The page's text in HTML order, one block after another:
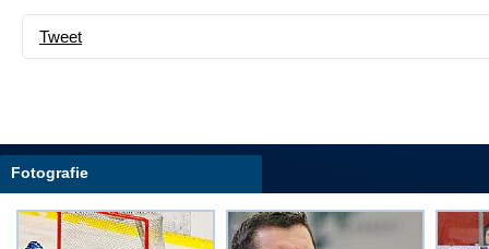
Tweet
Fotografie